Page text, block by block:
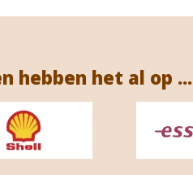
hebben het al op ...